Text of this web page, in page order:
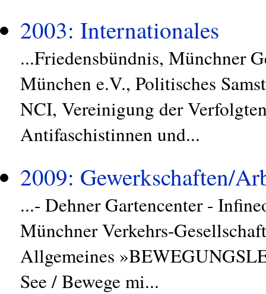
2003: Internationales
...Friedensbündnis, Münchner
München e.V., Politisches
NCI, Vereinigung der
Antifaschistinnen und...
2009: Gewerkschaften/
...- Dehner Gartencenter -
Münchner Verkehrs-
Allgemeines
See / Bewege mi...